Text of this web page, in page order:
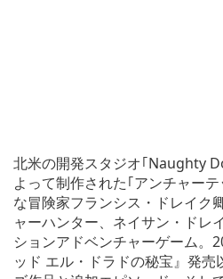
北米の開発スタジオ｢Naughty
よって制作された｢アンチャー
な冒険家フランシス・ドレイク
ャーハンター、ネイサン・ドレ
ションアドベンチャーゲーム。
ッド エル・ドラドの秘宝』発